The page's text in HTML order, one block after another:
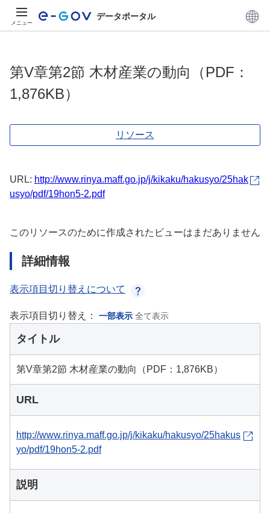
メニュー
データポータル
第V章第2節 木材産業の動向（PDF：
1,876KB）
リソース
URL: http://www.rinya.maff.go.jp/j/kikaku/hakusyo/25hak
usyo/pdf/19hon5-2.pdf
このリソースのために作成されたビューはまだありません
詳細情報
表示項目切り替えについて
表示項目切り替え： 一部表示 全て表示
タイトル
第V章第2節 木材産業の動向（PDF：1,876KB）
URL
http://www.rinya.maff.go.jp/j/kikaku/hakusyo/25hakus
yo/pdf/19hon5-2.pdf
説明